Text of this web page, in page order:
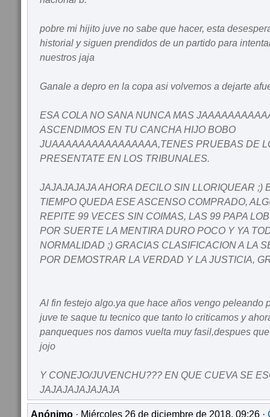
pobre mi hijito juve no sabe que hacer, esta
historial y siguen prendidos de un partido para
nuestros jaja
Ganale a depro en la copa asi volvemos a dejarte
ESA COLA NO SANA NUNCA MAS
ASCENDIMOS EN TU CANCHA HIJO BOBO
JUAAAAAAAAAAAAAAAA,TENES PRUEBAS DE
PRESENTATE EN LOS TRIBUNALES.
JAJAJAJAJA AHORA DECILO SIN LLORIQUEAR ;)
TIEMPO QUEDA ESE ASCENSO COMPRADO,
REPITE 99 VECES SIN COIMAS, LAS 99 PAPA
POR SUERTE LA MENTIRA DURO POCO Y YA
NORMALIDAD ;) GRACIAS CLASIFICACION A LA
POR DEMOSTRAR LA VERDAD Y LA JUSTICIA,
Al fin festejo algo.ya que hace años vengo peleando
juve te saque tu tecnico que tanto lo criticamos y
panqueques nos damos vuelta muy fasil,despues
jojo
Y CONEJO/JUVENCHU??? EN QUE CUEVA SE
JAJAJAJAJAJAJA
Anónimo · Miércoles 26 de diciembre de 2018, 09:26 ·